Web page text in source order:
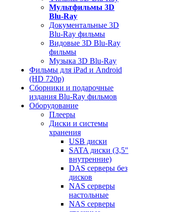
Мультфильмы 3D
Blu-Ray
Документальные 3D
Blu-Ray фильмы
Видовые 3D Blu-Ray
фильмы
Музыка 3D Blu-Ray
Фильмы для iPad и Android
(HD 720p)
Сборники и подарочные
издания Blu-Ray фильмов
Оборудование
Плееры
Диски и системы
хранения
USB диски
SATA диски (3,5"
внутренние)
DAS серверы без
дисков
NAS серверы
настольные
NAS серверы